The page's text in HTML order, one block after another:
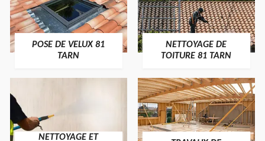
POSE DE VELUX 81
TARN
NETTOYAGE DE
TOITURE 81 TARN
NETTOYAGE ET